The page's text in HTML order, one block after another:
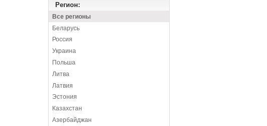
Регион:
Все регионы
Беларусь
Россия
Украина
Польша
Литва
Латвия
Эстония
Казахстан
Азербайджан